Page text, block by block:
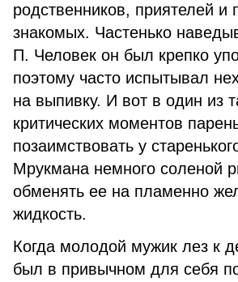
родственников, приятелей и
знакомых. Частенько
П. Человек он был крепко
поэтому часто испытывал
на выпивку. И вот в один из
критических моментов
позаимствовать у
Мрукмана немного соленой
обменять ее на пламенно
жидкость.
Когда молодой мужик лез к
был в привычном для себя